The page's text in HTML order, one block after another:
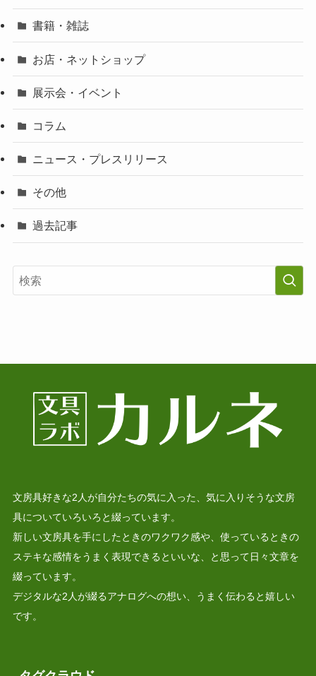
書籍・雑誌
お店・ネットショップ
展示会・イベント
コラム
ニュース・プレスリリース
その他
過去記事
文房具好きな2人が自分たちの気に入った、気に入りそうな文房
具についていろいろと綴っています。
新しい文房具を手にしたときのワクワク感や、使っているときの
ステキな感情をうまく表現できるといいな、と思って日々文章を
綴っています。
デジタルな2人が綴るアナログへの想い、うまく伝わると嬉しい
です。